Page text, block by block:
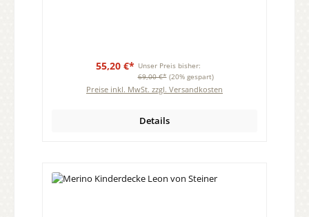
55,20 €* Unser Preis bisher:
69,00 €* (20% gespart)
Preise inkl. MwSt. zzgl. Versandkosten
Details